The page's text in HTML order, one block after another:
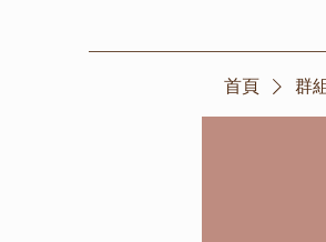
首頁 群